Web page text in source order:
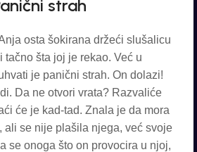
strah
osta šokirana držeći slušalicu
tačno šta joj je rekao. Već u
je panični strah. On dolazi!
Da ne otvori vrata? Razvaliće
će je kad-tad. Znala je da mora
ali se nije plašila njega, već svoje
se onoga što on provocira u njoj,